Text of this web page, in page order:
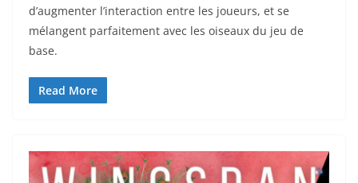
d’augmenter l’interaction entre les joueurs, et se
mélangent parfaitement avec les oiseaux du jeu de
base.
Read More